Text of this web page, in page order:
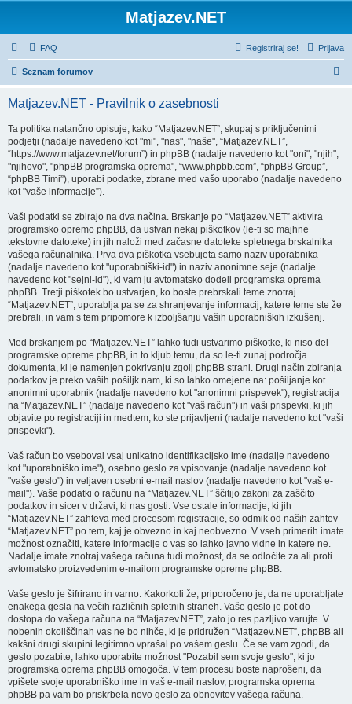
Matjazev.NET
FAQ Prijava
Registriraj se!
Seznam forumov
Matjazev.NET - Pravilnik o zasebnosti
Ta politika natančno opisuje, kako “Matjazev.NET”, skupaj s priključenimi
podjetji (nadalje navedeno kot "mi", "nas", "naše", “Matjazev.NET”,
“https://www.matjazev.net/forum”) in phpBB (nadalje navedeno kot "oni", "njih",
"njihovo", "phpBB programska oprema", “www.phpbb.com”, “phpBB Group”,
“phpBB Timi”), uporabi podatke, zbrane med vašo uporabo (nadalje navedeno
kot "vaše informacije”).
Vaši podatki se zbirajo na dva načina. Brskanje po “Matjazev.NET” aktivira
programsko opremo phpBB, da ustvari nekaj piškotkov (le-ti so majhne
tekstovne datoteke) in jih naloži med začasne datoteke spletnega brskalnika
vašega računalnika. Prva dva piškotka vsebujeta samo naziv uporabnika
(nadalje navedeno kot "uporabniški-id") in naziv anonimne seje (nadalje
navedeno kot "sejni-id"), ki vam ju avtomatsko dodeli programska oprema
phpBB. Tretji piškotek bo ustvarjen, ko boste prebrskali teme znotraj
“Matjazev.NET”, uporablja pa se za shranjevanje informacij, katere teme ste že
prebrali, in vam s tem pripomore k izboljšanju vaših uporabniških izkušenj.
Med brskanjem po “Matjazev.NET” lahko tudi ustvarimo piškotke, ki niso del
programske opreme phpBB, in to kljub temu, da so le-ti zunaj področja
dokumenta, ki je namenjen pokrivanju zgolj phpBB strani. Drugi način zbiranja
podatkov je preko vaših pošiljk nam, ki so lahko omejene na: pošiljanje kot
anonimni uporabnik (nadalje navedeno kot "anonimni prispevek"), registracija
na “Matjazev.NET” (nadalje navedeno kot "vaš račun") in vaši prispevki, ki jih
objavite po registraciji in medtem, ko ste prijavljeni (nadalje navedeno kot "vaši
prispevki").
Vaš račun bo vseboval vsaj unikatno identifikacijsko ime (nadalje navedeno
kot "uporabniško ime"), osebno geslo za vpisovanje (nadalje navedeno kot
"vaše geslo") in veljaven osebni e-mail naslov (nadalje navedeno kot "vaš e-
mail"). Vaše podatki o računu na “Matjazev.NET” ščitijo zakoni za zaščito
podatkov in sicer v državi, ki nas gosti. Vse ostale informacije, ki jih
“Matjazev.NET” zahteva med procesom registracije, so odmik od naših zahtev
“Matjazev.NET” po tem, kaj je obvezno in kaj neobvezno. V vseh primerih imate
možnost označiti, katere informacije o vas so lahko javno vidne in katere ne.
Nadalje imate znotraj vašega računa tudi možnost, da se odločite za ali proti
avtomatsko proizvedenim e-mailom programske opreme phpBB.
Vaše geslo je šifrirano in varno. Kakorkoli že, priporočeno je, da ne uporabljate
enakega gesla na večih različnih spletnih straneh. Vaše geslo je pot do
dostopa do vašega računa na “Matjazev.NET”, zato jo res pazljivo varujte. V
nobenih okoliščinah vas ne bo nihče, ki je pridružen “Matjazev.NET”, phpBB ali
kakšni drugi skupini legitimno vprašal po vašem geslu. Če se vam zgodi, da
geslo pozabite, lahko uporabite možnost "Pozabil sem svoje geslo", ki jo
programska oprema phpBB omogoča. V tem procesu boste naprošeni, da
vpišete svoje uporabniško ime in vaš e-mail naslov, programska oprema
phpBB pa vam bo priskrbela novo geslo za obnovitev vašega računa.